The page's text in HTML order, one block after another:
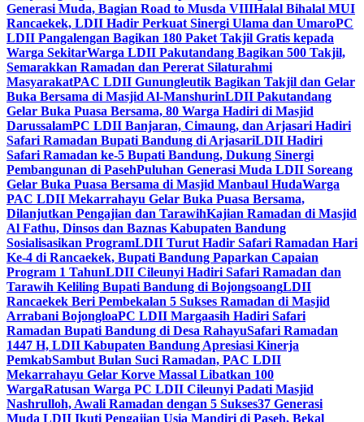
Generasi Muda, Bagian Road to Musda VIIIHalal Bihalal MUI
Rancaekek, LDII Hadir Perkuat Sinergi Ulama dan UmaroPC
LDII Pangalengan Bagikan 180 Paket Takjil Gratis kepada
Warga SekitarWarga LDII Pakutandang Bagikan 500 Takjil,
Semarakkan Ramadan dan Pererat Silaturahmi
MasyarakatPAC LDII Gunungleutik Bagikan Takjil dan Gelar
Buka Bersama di Masjid Al-ManshurinLDII Pakutandang
Gelar Buka Puasa Bersama, 80 Warga Hadiri di Masjid
DarussalamPC LDII Banjaran, Cimaung, dan Arjasari Hadiri
Safari Ramadan Bupati Bandung di ArjasariLDII Hadiri
Safari Ramadan ke-5 Bupati Bandung, Dukung Sinergi
Pembangunan di PasehPuluhan Generasi Muda LDII Soreang
Gelar Buka Puasa Bersama di Masjid Manbaul HudaWarga
PAC LDII Mekarrahayu Gelar Buka Puasa Bersama,
Dilanjutkan Pengajian dan TarawihKajian Ramadan di Masjid
Al Fathu, Dinsos dan Baznas Kabupaten Bandung
Sosialisasikan ProgramLDII Turut Hadir Safari Ramadan Hari
Ke-4 di Rancaekek, Bupati Bandung Paparkan Capaian
Program 1 TahunLDII Cileunyi Hadiri Safari Ramadan dan
Tarawih Keliling Bupati Bandung di BojongsoangLDII
Rancaekek Beri Pembekalan 5 Sukses Ramadan di Masjid
Arrabani BojongloaPC LDII Margaasih Hadiri Safari
Ramadan Bupati Bandung di Desa RahayuSafari Ramadan
1447 H, LDII Kabupaten Bandung Apresiasi Kinerja
PemkabSambut Bulan Suci Ramadan, PAC LDII
Mekarrahayu Gelar Korve Massal Libatkan 100
WargaRatusan Warga PC LDII Cileunyi Padati Masjid
Nashrulloh, Awali Ramadan dengan 5 Sukses37 Generasi
Muda LDII Ikuti Pengajian Usia Mandiri di Paseh, Bekal